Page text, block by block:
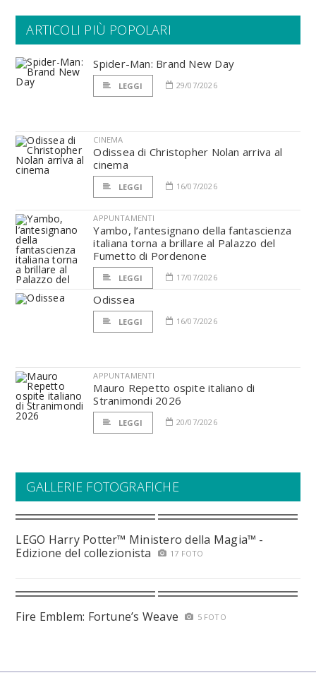
ARTICOLI PIÙ POPOLARI
Spider-Man: Brand New Day
LEGGI 29/07/2026
CINEMA
Odissea di Christopher Nolan arriva al
cinema
LEGGI 16/07/2026
APPUNTAMENTI
Yambo, l’antesignano della fantascienza
italiana torna a brillare al Palazzo del
Fumetto di Pordenone
LEGGI 17/07/2026
Odissea
LEGGI 16/07/2026
APPUNTAMENTI
Mauro Repetto ospite italiano di
Stranimondi 2026
LEGGI 20/07/2026
GALLERIE FOTOGRAFICHE
LEGO Harry Potter™ Ministero della Magia™ -
Edizione del collezionista
17 FOTO
Fire Emblem: Fortune’s Weave 5 FOTO